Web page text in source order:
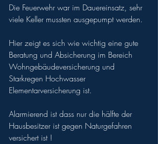
Die Feuerwehr war im Dauereinsatz, sehr
viele Keller mussten ausgepumpt werden.
Hier zeigt es sich wie wichtig eine gute
Beratung und Absicherung im Bereich
Wohngebäudeversicherung und
Starkregen Hochwasser
Elementarversicherung ist.
Alarmierend ist dass nur die hälfte der
Hausbesitzer ist gegen Naturgefahren
versichert ist !